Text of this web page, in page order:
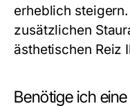
erheblich
zusätzlichen
ästhetischen Reiz
Benötige ich